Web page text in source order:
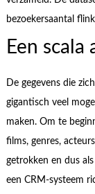
bezoekersaantal
Een
De gegevens die
gigantisch veel
maken. Om te
films, genres,
getrokken en dus
een CRM-systeem